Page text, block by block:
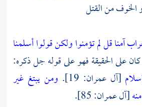
الخوف من القتل
آمنا قل لم تؤمنوا ولكن قولوا أسلمنا
[آل عمران: 19].
ومن يبتغ غير
[آل عمران: 85].